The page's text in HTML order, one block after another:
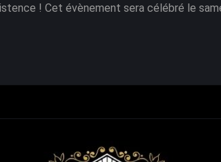
! Cet évènement sera célébré le